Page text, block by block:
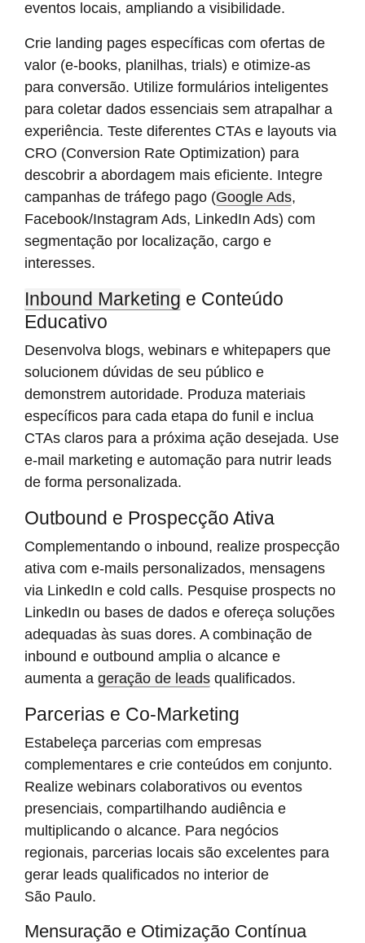
eventos locais, ampliando a visibilidade.
Crie landing pages específicas com ofertas de
valor (e-books, planilhas, trials) e otimize-as
para conversão. Utilize formulários inteligentes
para coletar dados essenciais sem atrapalhar a
experiência. Teste diferentes CTAs e layouts via
CRO (Conversion Rate Optimization) para
descobrir a abordagem mais eficiente. Integre
campanhas de tráfego pago (Google Ads,
Facebook/Instagram Ads, LinkedIn Ads) com
segmentação por localização, cargo e
interesses.
Inbound Marketing e Conteúdo
Educativo
Desenvolva blogs, webinars e whitepapers que
solucionem dúvidas de seu público e
demonstrem autoridade. Produza materiais
específicos para cada etapa do funil e inclua
CTAs claros para a próxima ação desejada. Use
e-mail marketing e automação para nutrir leads
de forma personalizada.
Outbound e Prospecção Ativa
Complementando o inbound, realize prospecção
ativa com e-mails personalizados, mensagens
via LinkedIn e cold calls. Pesquise prospects no
LinkedIn ou bases de dados e ofereça soluções
adequadas às suas dores. A combinação de
inbound e outbound amplia o alcance e
aumenta a geração de leads qualificados.
Parcerias e Co-Marketing
Estabeleça parcerias com empresas
complementares e crie conteúdos em conjunto.
Realize webinars colaborativos ou eventos
presenciais, compartilhando audiência e
multiplicando o alcance. Para negócios
regionais, parcerias locais são excelentes para
gerar leads qualificados no interior de
São Paulo.
Mensuração e Otimização Contínua